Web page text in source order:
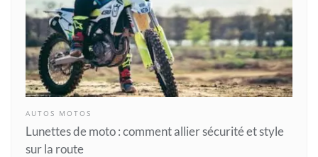
AUTOS MOTOS
Lunettes de moto : comment allier sécurité et style
sur la route